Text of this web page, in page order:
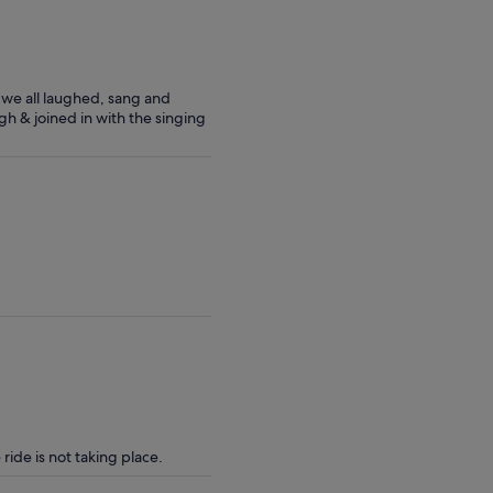
all laughed, sang and
& joined in with the singing
is not taking place.